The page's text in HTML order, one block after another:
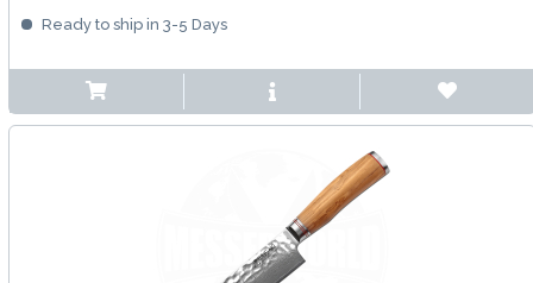
Ready to ship in 3-5 Days